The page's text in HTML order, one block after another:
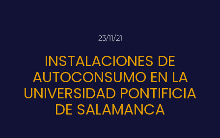
23/11/21
INSTALACIONES DE
AUTOCONSUMO EN LA
UNIVERSIDAD PONTIFICIA
DE SALAMANCA